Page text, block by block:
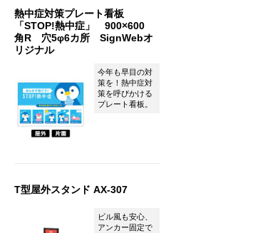
熱中症対策プレート看板
「STOP!熱中症」 900×600
角R 穴5φ6カ所 SignWebオ
リジナル
今年も早目の対
策を！熱中症対
策を呼びかける
プレート看板。
T型屋外スタンド AX-307
ビル風も安心、
アンカー固定で